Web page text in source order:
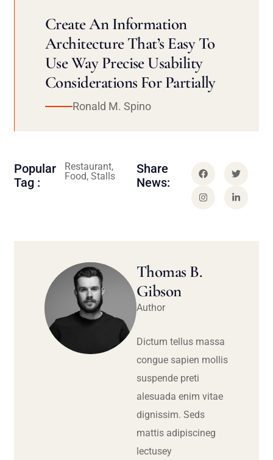
Create An Information
Architecture That’s Easy To
Use Way Precise Usability
Considerations For Partially
Ronald M. Spino
Popular
Tag :
Restaurant,
Food, Stalls
Share
News:
Thomas B.
Gibson
Author
Dictum tellus massa
congue sapien mollis
suspende preti
alesuada enim vitae
dignissim. Seds
mattis adipiscineg
lectusey